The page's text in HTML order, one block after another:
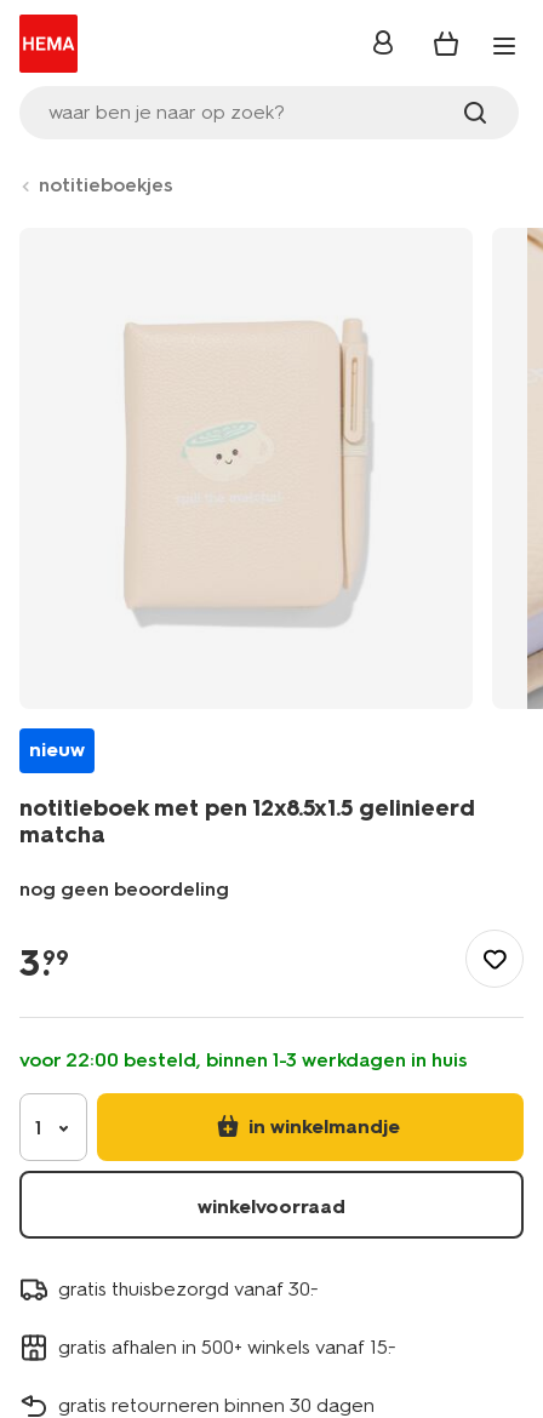
waar ben je naar op zoek?
inloggen
notitieboekjes
nieuw
notitieboek met pen 12x8.5x1.5 gelinieerd
matcha
nog geen beoordeling
kantoor/schriften-
boekjes/notitieboekjes/notitieboek-
pen-
12x8.5x1.5-
gelinieerd-
matcha-
14505035.html
3.
99
voor 22:00 besteld, binnen 1-3 werkdagen in huis
1 in winkelmandje
winkelvoorraad
gratis thuisbezorgd vanaf 30.-
gratis afhalen in 500+ winkels vanaf 15.-
gratis retourneren binnen 30 dagen